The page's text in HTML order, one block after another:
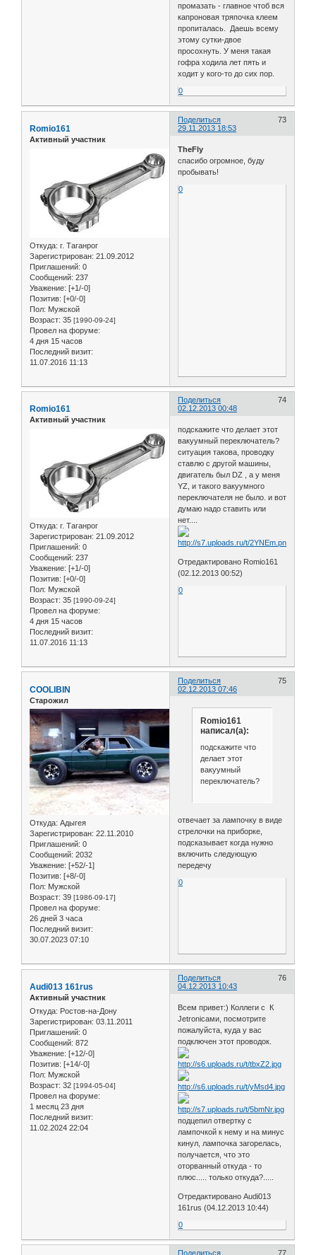
промазать - главное чтоб вся
капроновая тряпочка клеем
пропиталась. Даешь всему
этому сутки-двое
просохнуть. У меня такая
гофра ходила лет пять и
ходит у кого-то до сих пор.
0
Поделиться
73
29.11.2013 18:53
Romio161
Активный участник
Откуда: г. Таганрог
Зарегистрирован: 21.09.2012
Приглашений: 0
Сообщений: 237
Уважение: [+1/-0]
Позитив: [+0/-0]
Пол: Мужской
Возраст: 35 [1990-09-24]
Провел на форуме:
4 дня 15 часов
Последний визит:
11.07.2016 11:13
TheFly
спасибо огромное, буду
пробывать!
0
Поделиться
74
02.12.2013 00:48
Romio161
Активный участник
Откуда: г. Таганрог
Зарегистрирован: 21.09.2012
Приглашений: 0
Сообщений: 237
Уважение: [+1/-0]
Позитив: [+0/-0]
Пол: Мужской
Возраст: 35 [1990-09-24]
Провел на форуме:
4 дня 15 часов
Последний визит:
11.07.2016 11:13
подскажите что делает этот
вакуумный переключатель?
ситуация такова, проводку
ставлю с другой машины,
двигатель был DZ , а у меня
YZ, и такого вакуумного
переключателя не было. и вот
думаю надо ставить или
нет....
Отредактировано Romio161
(02.12.2013 00:52)
0
Поделиться
75
02.12.2013 07:46
COOLIBIN
Старожил
Откуда: Адыгея
Зарегистрирован: 22.11.2010
Приглашений: 0
Сообщений: 2032
Уважение: [+52/-1]
Позитив: [+8/-0]
Пол: Мужской
Возраст: 39 [1986-09-17]
Провел на форуме:
26 дней 3 часа
Последний визит:
30.07.2023 07:10
Romio161
написал(а):
подскажите что
делает этот
вакуумный
переключатель?
отвечает за лампочку в виде
стрелочки на приборке,
подсказывает когда нужно
включить следующую
передечу
0
Поделиться
76
04.12.2013 10:43
Audi013 161rus
Активный участник
Откуда: Ростов-на-Дону
Зарегистрирован: 03.11.2011
Приглашений: 0
Сообщений: 872
Уважение: [+12/-0]
Позитив: [+14/-0]
Пол: Мужской
Возраст: 32 [1994-05-04]
Провел на форуме:
1 месяц 23 дня
Последний визит:
11.02.2024 22:04
Всем привет:) Коллеги с К
Jetronicами, посмотрите
пожалуйста, куда у вас
подключен этот проводок.
подцепил отвертку с
лампочкой к нему и на минус
кинул, лампочка загорелась,
получается, что это
оторванный откуда - то
плюс..... только откуда?.....
Отредактировано Audi013
161rus (04.12.2013 10:44)
0
Поделиться 77